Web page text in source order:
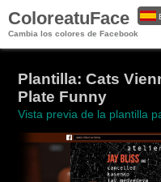
ColoreatuFace
Cambia los colores de Facebook
Plantilla: Cats
Plate Funny
Vista previa de la plantilla